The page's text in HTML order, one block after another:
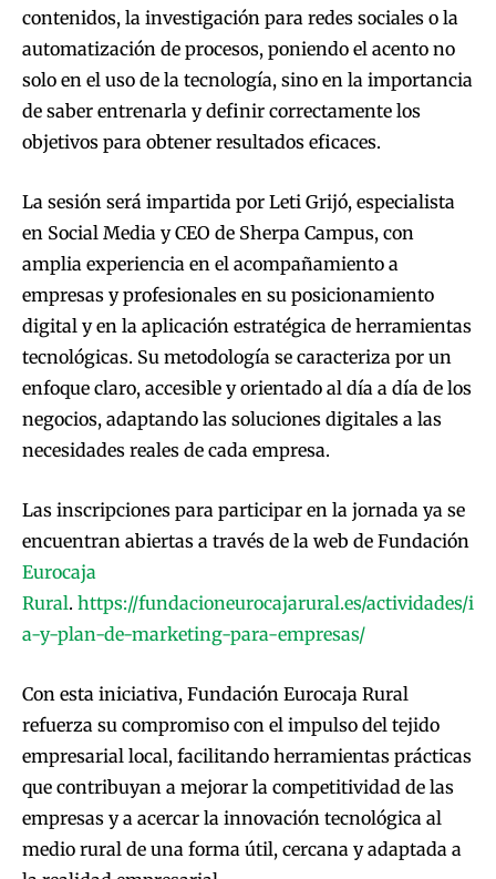
contenidos, la investigación para redes sociales o la
automatización de procesos, poniendo el acento no
solo en el uso de la tecnología, sino en la importancia
de saber entrenarla y definir correctamente los
objetivos para obtener resultados eficaces.
La sesión será impartida por Leti Grijó, especialista
en Social Media y CEO de Sherpa Campus, con
amplia experiencia en el acompañamiento a
empresas y profesionales en su posicionamiento
digital y en la aplicación estratégica de herramientas
tecnológicas. Su metodología se caracteriza por un
enfoque claro, accesible y orientado al día a día de los
negocios, adaptando las soluciones digitales a las
necesidades reales de cada empresa.
Las inscripciones para participar en la jornada ya se
encuentran abiertas a través de la web de Fundación
Eurocaja
Rural. https://fundacioneurocajarural.es/actividades/i
a-y-plan-de-marketing-para-empresas/
Con esta iniciativa, Fundación Eurocaja Rural
refuerza su compromiso con el impulso del tejido
empresarial local, facilitando herramientas prácticas
que contribuyan a mejorar la competitividad de las
empresas y a acercar la innovación tecnológica al
medio rural de una forma útil, cercana y adaptada a